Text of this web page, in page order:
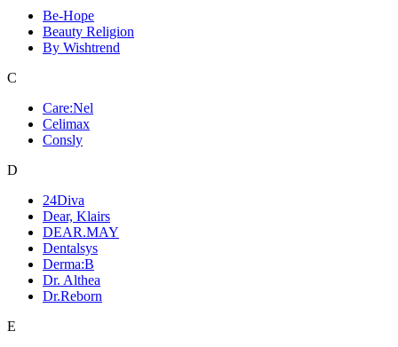
Be-Hope
Beauty Religion
By Wishtrend
C
Care:Nel
Celimax
Consly
D
24Diva
Dear, Klairs
DEAR.MAY
Dentalsys
Derma:B
Dr. Althea
Dr.Reborn
E